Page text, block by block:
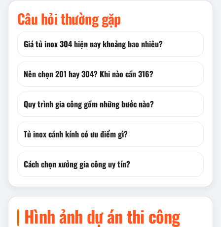
Câu hỏi thường gặp
Giá tủ inox 304 hiện nay khoảng bao nhiêu?
Nên chọn 201 hay 304? Khi nào cần 316?
Quy trình gia công gồm những bước nào?
Tủ inox cánh kính có ưu điểm gì?
Cách chọn xưởng gia công uy tín?
Hình ảnh dự án thi công